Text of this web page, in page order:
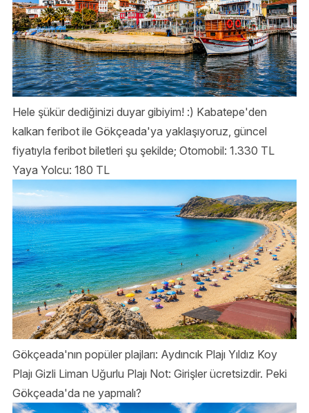
Hele şükür dediğinizi duyar gibiyim! :) Kabatepe'den
kalkan feribot ile Gökçeada'ya yaklaşıyoruz, güncel
fiyatıyla feribot biletleri şu şekilde; Otomobil: 1.330 TL
Yaya Yolcu: 180 TL
Gökçeada'nın popüler plajları: Aydıncık Plajı Yıldız Koy
Plajı Gizli Liman Uğurlu Plajı Not: Girişler ücretsizdir. Peki
Gökçeada'da ne yapmalı?